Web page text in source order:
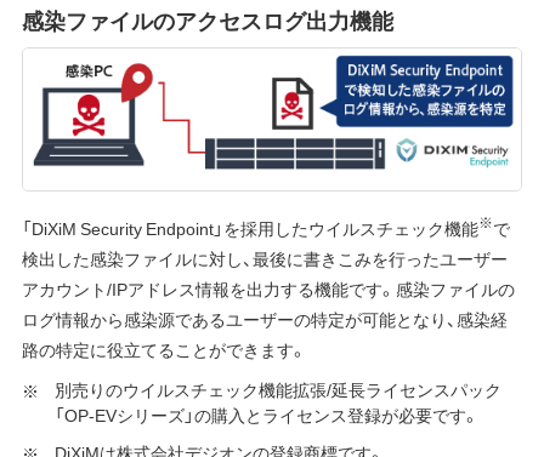
感染ファイルのアクセスログ出力機能
「DiXiM Security Endpoint」を採用したウイルスチェック機能※で
検出した感染ファイルに対し、最後に書きこみを行ったユーザー
アカウント/IPアドレス情報を出力する機能です。感染ファイルの
ログ情報から感染源であるユーザーの特定が可能となり、感染経
路の特定に役立てることができます。
別売りのウイルスチェック機能拡張/延長ライセンスパック
「OP-EVシリーズ」の購入とライセンス登録が必要です。
DiXiMは株式会社デジオンの登録商標です。